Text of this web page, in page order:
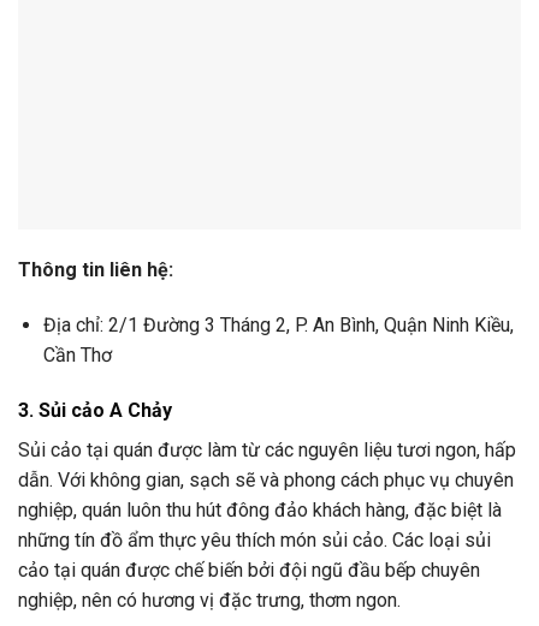
Thông tin liên hệ:
Địa chỉ: 2/1 Đường 3 Tháng 2, P. An Bình, Quận Ninh Kiều,
Cần Thơ
3. Sủi cảo A Chảy
Sủi cảo tại quán được làm từ các nguyên liệu tươi ngon, hấp
dẫn. Với không gian, sạch sẽ và phong cách phục vụ chuyên
nghiệp, quán luôn thu hút đông đảo khách hàng, đặc biệt là
những tín đồ ẩm thực yêu thích món sủi cảo. Các loại sủi
cảo tại quán được chế biến bởi đội ngũ đầu bếp chuyên
nghiệp, nên có hương vị đặc trưng, thơm ngon.